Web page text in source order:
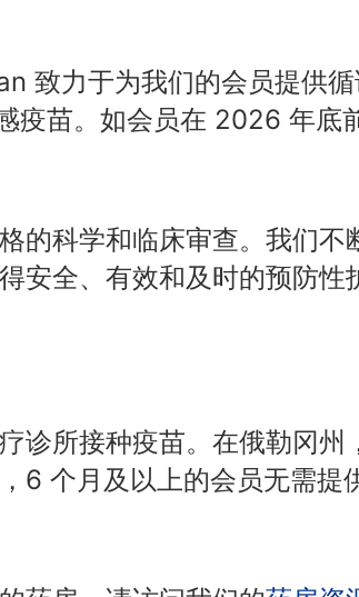
致力于为我们的会员提供
疫苗。如会员在 2026 年底
的科学和临床审查。我们不
安全、有效和及时的预防性
诊所接种疫苗。在俄勒冈州
6 个月及以上的会员无需提